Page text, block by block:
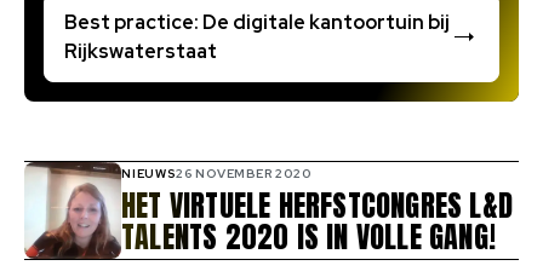
Best practice: De digitale kantoortuin bij
Rijkswaterstaat
HET VIRTUELE HERFSTCONGRES L&D
TALENTS 2020 IS IN VOLLE GANG!
NIEUWS26 NOVEMBER 2020